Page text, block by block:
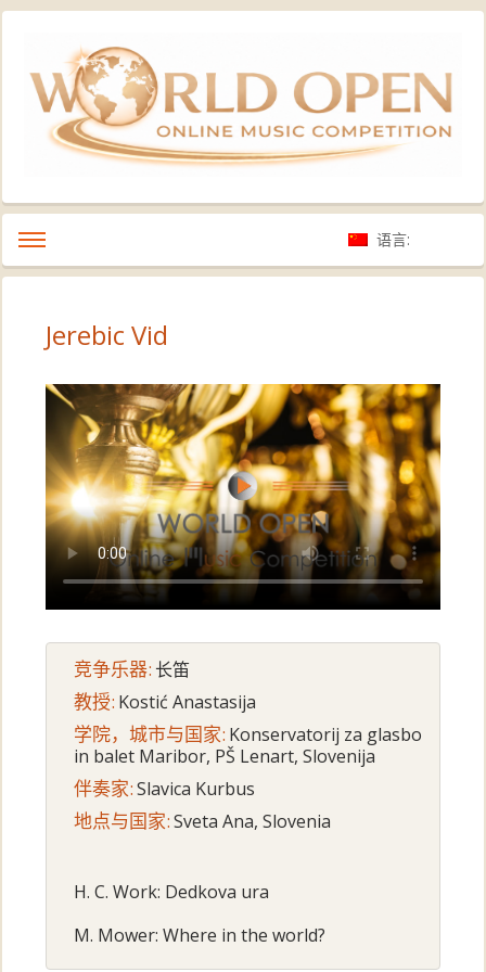
语言:
Jerebic Vid
竞争乐器: 长笛
教授: Kostić Anastasija
学院，城市与国家: Konservatorij za glasbo
in balet Maribor, PŠ Lenart, Slovenija
伴奏家:Slavica Kurbus
地点与国家:Sveta Ana, Slovenia
H. C. Work: Dedkova ura
M. Mower: Where in the world?